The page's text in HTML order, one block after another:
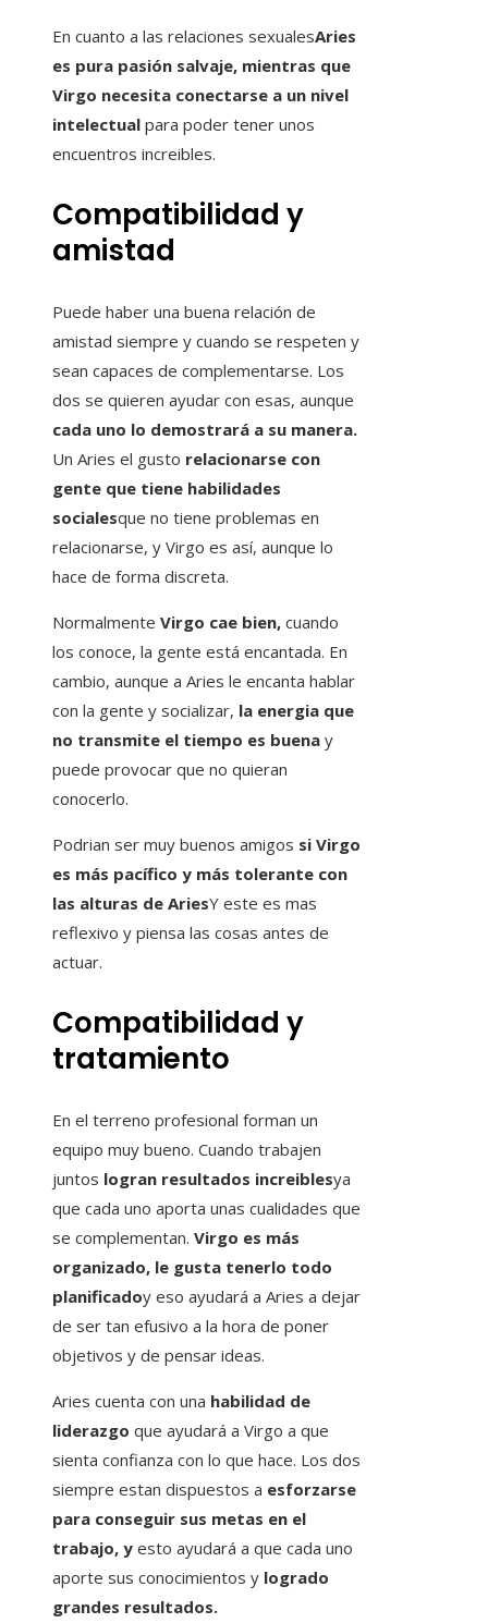
En cuanto a las relaciones sexualesAries
es pura pasión salvaje, mientras que
Virgo necesita conectarse a un nivel
intelectual para poder tener unos
encuentros increibles.
Compatibilidad y
amistad
Puede haber una buena relación de
amistad siempre y cuando se respeten y
sean capaces de complementarse. Los
dos se quieren ayudar con esas, aunque
cada uno lo demostrará a su manera.
Un Aries el gusto relacionarse con
gente que tiene habilidades
socialesque no tiene problemas en
relacionarse, y Virgo es así, aunque lo
hace de forma discreta.
Normalmente Virgo cae bien, cuando
los conoce, la gente está encantada. En
cambio, aunque a Aries le encanta hablar
con la gente y socializar, la energia que
no transmite el tiempo es buena y
puede provocar que no quieran
conocerlo.
Podrian ser muy buenos amigos si Virgo
es más pacífico y más tolerante con
las alturas de AriesY este es mas
reflexivo y piensa las cosas antes de
actuar.
Compatibilidad y
tratamiento
En el terreno profesional forman un
equipo muy bueno. Cuando trabajen
juntos logran resultados increiblesya
que cada uno aporta unas cualidades que
se complementan. Virgo es más
organizado, le gusta tenerlo todo
planificadoy eso ayudará a Aries a dejar
de ser tan efusivo a la hora de poner
objetivos y de pensar ideas.
Aries cuenta con una habilidad de
liderazgo que ayudará a Virgo a que
sienta confianza con lo que hace. Los dos
siempre estan dispuestos a esforzarse
para conseguir sus metas en el
trabajo, y esto ayudará a que cada uno
aporte sus conocimientos y logrado
grandes resultados.